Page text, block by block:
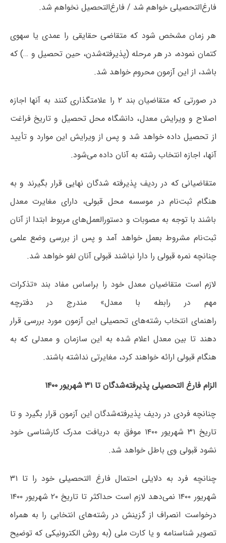
فارغ‌التحصیلی خواهم شد / فارغ‌التحصیل نخواهم شد.
هر زمان مشخص شود که متقاضی حقایقی را عمدی یا سهوی
کتمان نموده‌، در هر مرحله (پذیرفته‌شدن‌، حین تحصیل و …) که
باشد، از این آزمون‌ محروم‌ خواهد شد.
در صورتی که متقاضیان بند ۲ را علامتگذاری کنند به آنها اجازه
اصلاح و ویرایش معدل، دانشگاه محل تحصیل و تاریخ فراغت
از تحصیل داده خواهد شد و پس از ویرایش این موارد و تأیید
آنها، اجازه انتخاب رشته به آنان داده می‌شود.
متقاضیانی که در ردیف پذیرفته شدگان نهایی قرار بگیرند و به
هنگام ثبت‌نام در موسسه محل قبولی، دارای مغایرت معدل
باشند با توجه به مصوبات و دستورالعمل‌های مربوط ابتدا از آنان
ثبت‌نام مشروط بعمل خواهد آمد و پس از بررسی وضع علمی
چنانچه نمره قبولی را دارا نباشند قبولی آنان لغو خواهد شد.
لازم است متقاضیان معدل خود را براساس مفاد بند «تذکرات
مهم در رابطه با معدل» مندرج در دفترچه
راهنمای انتخاب رشته‌های تحصیلی این آزمون مورد بررسی قرار
دهند تا بین معدل اعلام شده به این سازمان و معدلی که به
هنگام قبولی ارائه خواهند کرد، مغایرتی نداشته باشند.
الزام فارغ التحصیلی پذیرفته‌شدگان تا ۳۱ شهریور ۱۴۰۰
چنانچه فردی در ردیف پذیرفته‌شدگان این آزمون قرار بگیرد و تا
تاریخ ۳۱ شهریور ۱۴۰۰ موفق به دریافت مدرک کارشناسی خود
نشود قبولی وی باطل خواهد شد.
چنانچه فرد به دلایلی احتمال فارغ التحصیلی خود را تا ۳۱
شهریور ۱۴۰۰ نمی‌دهد لازم است حداکثر تا تاریخ ۲۰ شهریور ۱۴۰۰
درخواست انصراف از گزینش در رشته‌های انتخابی را به همراه
تصویر شناسنامه و یا کارت ملی (به روش الکترونیکی که توضیح